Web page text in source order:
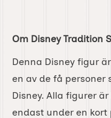
Om Disney Tradition
Denna Disney figur
en av de få personer
Disney. Alla figurer
endast under en